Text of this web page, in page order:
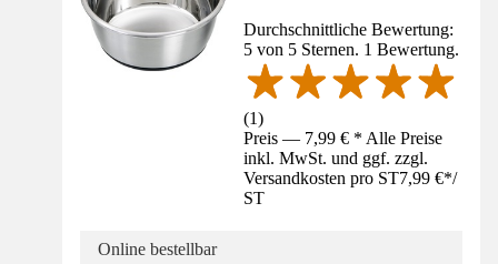
Durchschnittliche Bewertung:
5 von 5 Sternen. 1 Bewertung.
(1)
Preis — 7,99 € * Alle Preise
inkl. MwSt. und ggf. zzgl.
Versandkosten pro ST7,99 €*/
ST
Online bestellbar